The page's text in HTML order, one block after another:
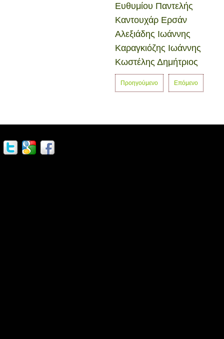
Ευθυμίου Παντελής
Καντουχάρ Ερσάν
Αλεξιάδης Ιωάννης
Καραγκιόζης Ιωάννης
Κωστέλης Δημήτριος
Προηγούμενο Επόμενο